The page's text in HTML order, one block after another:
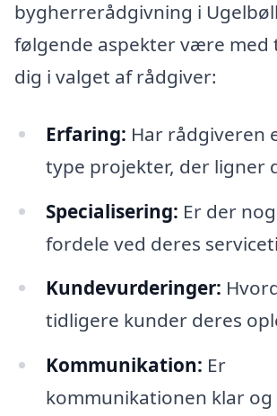
bygherrerådgivning i
følgende aspekter være med
dig i valget af rådgiver:
Erfaring: Har rådgiveren
type projekter, der ligner
Specialisering: Er der
fordele ved deres
Kundevurderinger:
tidligere kunder deres
Kommunikation: Er
kommunikationen klar